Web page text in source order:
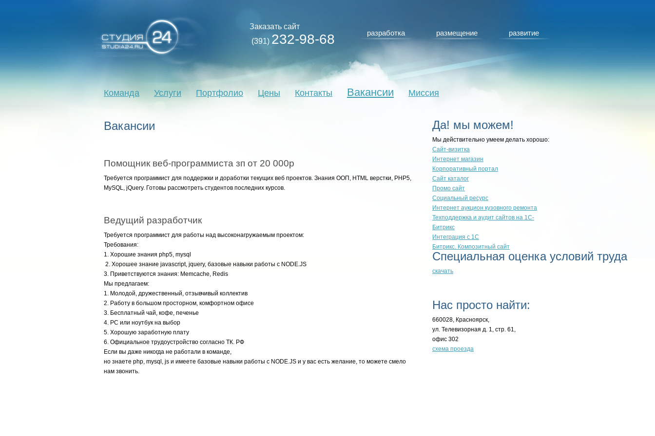
Заказать сайт
(391) 232-98-68 разработка размещение развитие
Команда Услуги Портфолио Цены Контакты Вакансии Миссия
Вакансии
Помощник веб-программиста зп от 20 000р
Требуется программист для поддержки и доработки текущих веб проектов. Знания ООП, HTML верстки, PHP5,
MySQL, jQuery. Готовы рассмотреть студентов последних курсов.
Ведущий разработчик
Требуется программист для работы над высоконагружаемым проектом:
Требования:
1. Хорошие знания php5, mysql
2. Хорошее знание javascript, jquery, базовые навыки работы с NODE.JS
3. Приветствуются знания: Memcache, Redis
Мы предлагаем:
1. Молодой, дружественный, отзывчивый коллектив
2. Работу в большом просторном, комфортном офисе
3. Бесплатный чай, кофе, печенье
4. PC или ноутбук на выбор
5. Хорошую заработную плату
6. Официальное трудоустройство согласно ТК. РФ
Если вы даже никогда не работали в команде,
но знаете php, mysql, js и имеете базовые навыки работы с NODE.JS и у вас есть желание, то можете смело
нам звонить.
Да! мы можем!
Мы действительно умеем делать хорошо:
Сайт-визитка
Интернет магазин
Корпоративный портал
Сайт каталог
Промо сайт
Социальный ресурс
Интернет аукцион кузовного ремонта
Техподдержка и аудит сайтов на 1С-
Битрикс
Интеграция с 1С
Битрикс. Композитный сайт
Специальная оценка условий труда
скачать
Нас просто найти:
660028, Красноярск,
ул. Телевизорная д. 1, стр. 61,
офис 302
схема проезда